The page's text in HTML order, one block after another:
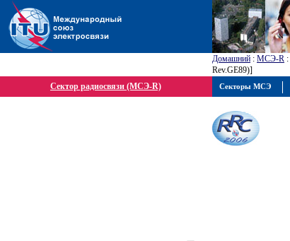
Домашний : МСЭ-R :
Rev.GE89)]
Сектор радиосвязи (МСЭ-R)
Секторы МСЭ